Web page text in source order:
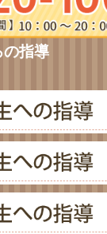
の指導